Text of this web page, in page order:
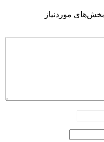
بخش‌های موردنیاز